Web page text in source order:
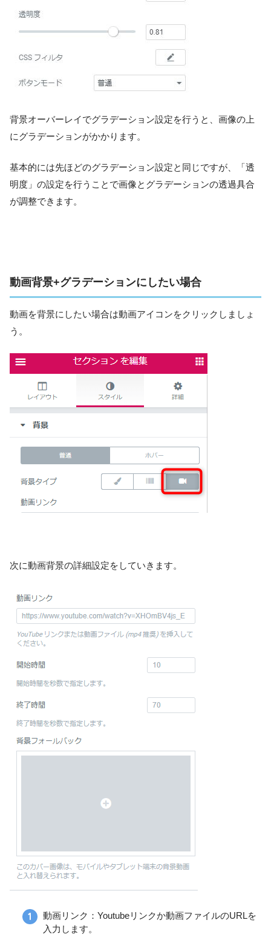
背景オーバーレイでグラデーション設定を行うと、画像の上
にグラデーションがかかります。
基本的には先ほどのグラデーション設定と同じですが、「透
明度」の設定を行うことで画像とグラデーションの透過具合
が調整できます。
動画背景+グラデーションにしたい場合
動画を背景にしたい場合は動画アイコンをクリックしましょ
う。
次に動画背景の詳細設定をしていきます。
動画リンク：Youtubeリンクか動画ファイルのURLを
入力します。